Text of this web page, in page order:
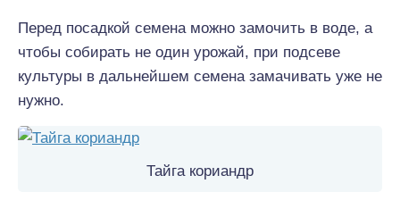
Перед посадкой семена можно замочить в воде, а
чтобы собирать не один урожай, при подсеве
культуры в дальнейшем семена замачивать уже не
нужно.
Тайга кориандр